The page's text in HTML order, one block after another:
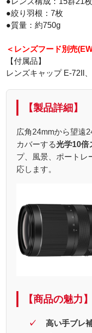
●絞り羽根：7枚
●質量：約750g
＜レンズフード別売
【付属品】
レンズキャップ E-72II
【製品詳細】
広角24mmから望遠
カバーする光学10倍
プ、風景、ポートレ
応します。
【商品の魅力】
高い手ブレ